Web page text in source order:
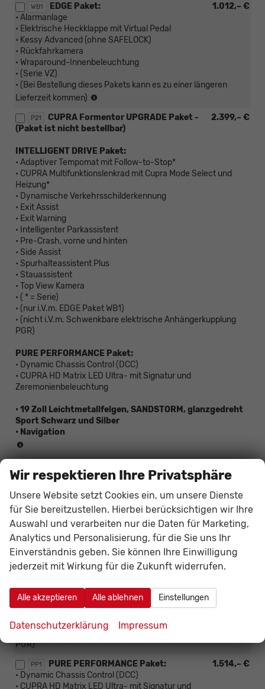
WB1 1.012,– €
EDGE Paket:
• Alarmanlage
• Elektrische Heckklappe mit Virtual Pedal
• Kessy Advanced (ohne SAFELOCK)
• Rückfahrkamera
• Wraparound-Innenbeleuchtung
• (Serie VZ)
• (Bei Bestellung dieses Pakets kann es zu einer längeren
Lieferzeit kommen)
dieses
Pakets
es
zu
einer
Lieferzeit
P21 2.399,– €
CUPRA Formentor UPGRADE Paket -
(Paket ist nicht bestellbar)
INTELLIGENT DRIVE Paket:
• Adaptiver Tempomat mit Follow-to-Stop*
• CUPRA Multifunktionslenkrad mit Cupra Mode Select und
Heizung*
• Dynamische Verkehrsschilderkennung
• Exit Assist
• Exit Warning
• Intelligenter Parkassistent
• Pre-Crash, vorne und hinten
• Side Assist
• Spurhalteassistent Plus
• Stauassistent
• Top View Kamera
• ( * = Serie)
• (nur i.V.m. EDGE Paket WB1)
• (nicht i.V.m. Schwenkbare elektrische Anhängerkupplung
PGR)
PURE PERFORMANCE Paket:
• Dynamic Chassis Control (DCC)
• CUPRA HD Matrix LED Ultra- mit Signatur und
Zeremonienbeleuchtung
• 19 Zoll Leichtmetallfelgen, SANDSTORM, glanzgedreht
Sport Schwarz und Silber
• Navigation
bestellbar)
• Adaptiver Tempomat mit Follow-to-Stop*
Heizung*
• Dynamische Verkehrsschilderkennung
• Exit Assist
• Exit Warning
• Intelligenter Parkassistent
• Pre-Crash, vorne und hinten
• Side Assist
• Stauassistent
• Top View Kamera
• ( * = Serie)
• (nur i.V.m. EDGE Paket WB1)
• (nicht i.V.m. Schwenkbare elektrische Anhängerkupplung
PGR)
PP1 1.514,– €
PURE PERFORMANCE Paket:
• Dynamic Chassis Control (DCC)
• CUPRA HD Matrix LED Ultra- mit Signatur und
Wir respektieren Ihre Privatsphäre
Unsere Website setzt Cookies ein, um unsere Dienste
für Sie bereitzustellen. Hierbei berücksichtigen wir Ihre
Auswahl und verarbeiten nur die Daten für Marketing,
Analytics und Personalisierung, für die Sie uns Ihr
Einverständnis geben. Sie können Ihre Einwilligung
jederzeit mit Wirkung für die Zukunft widerrufen.
Alle akzeptieren Alle ablehnen Einstellungen
Datenschutzerklärung Impressum